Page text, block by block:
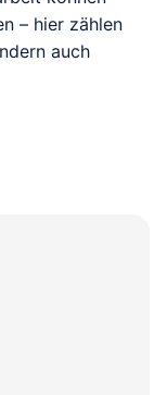
– hier zählen
auch